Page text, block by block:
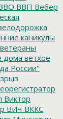
ВВП Вебер
каникулы
ветераны
дома ветхое
России"
Виктор
ВИЧ ВККС